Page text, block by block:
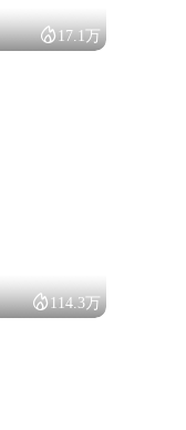
17.1万
114.3万